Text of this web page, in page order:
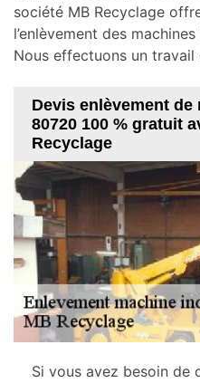
société MB Recyclage
l’enlèvement des
Nous effectuons un
Devis enlèvement
80720 100 % gratuit
Recyclage
Si vous avez besoin de